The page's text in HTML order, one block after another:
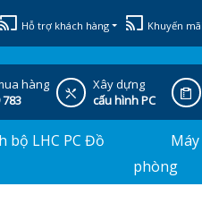
Hỗ trợ khách hàng Khuyến mãi
hàng
783
Xây dựng
cấu hình PC
bộ LHC PC Đồ
phòng